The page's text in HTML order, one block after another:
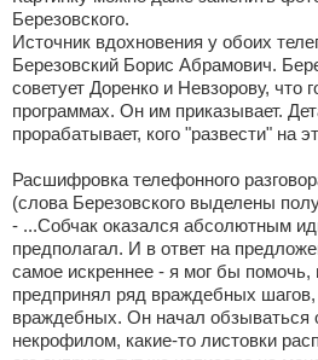
Березовского.
Источник вдохновения у обоих
Березовский Борис Абрамович.
советует Доренко и Невзорову, что
программах. Он им приказывает.
прорабатывает, кого "развести" на
Расшифровка телефонного
(слова Березовского выделены
- ...Собчак оказался абсолютным
предполагал. И в ответ на
самое искреннее - я мог бы помочь,
предпринял ряд враждебных
враждебных. Он начал обзываться
некрофилом, какие-то листовки